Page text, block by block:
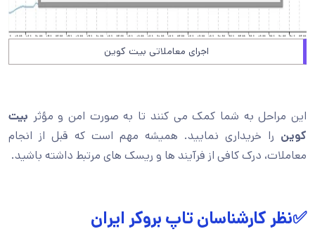
اجرای معاملاتی بیت کوین
این مراحل به شما کمک می کنند تا به صورت امن و مؤثر بیت
کوین را خریداری نمایید. همیشه مهم است که قبل از انجام
معاملات، درک کافی از فرآیند ها و ریسک های مرتبط داشته باشید.
✅نظر کارشناسان تاپ بروکر ایران